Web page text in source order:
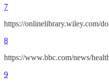
7
https://onlinelibrary.wiley.com/
8
https://www.bbc.com/news/
9